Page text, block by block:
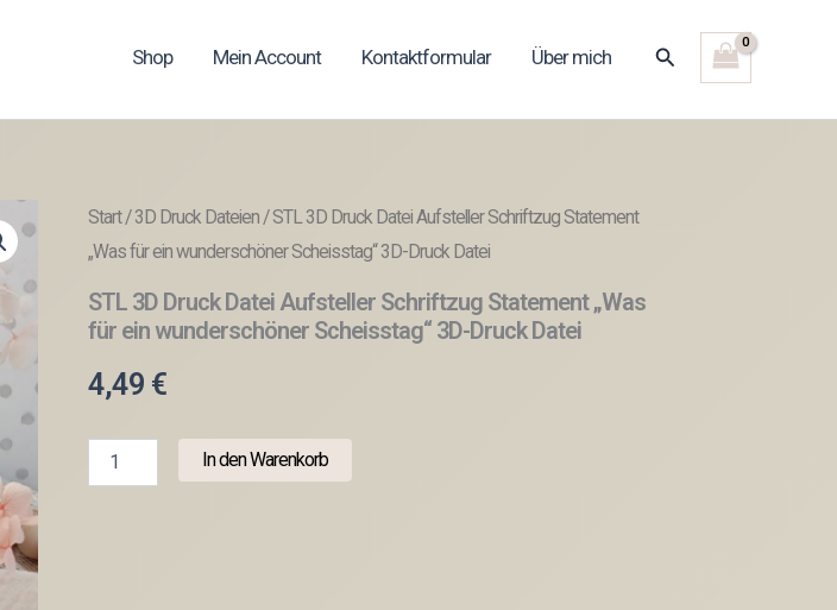
Shop Mein Account Kontaktformular Über mich Suchen
Start/3D Druck Dateien/ STL 3D Druck Datei Aufsteller Schriftzug Statement
„Was für ein wunderschöner Scheisstag“ 3D-Druck Datei
STL 3D Druck Datei Aufsteller Schriftzug Statement „Was
für ein wunderschöner Scheisstag“ 3D-Druck Datei
4,49 €
In den Warenkorb